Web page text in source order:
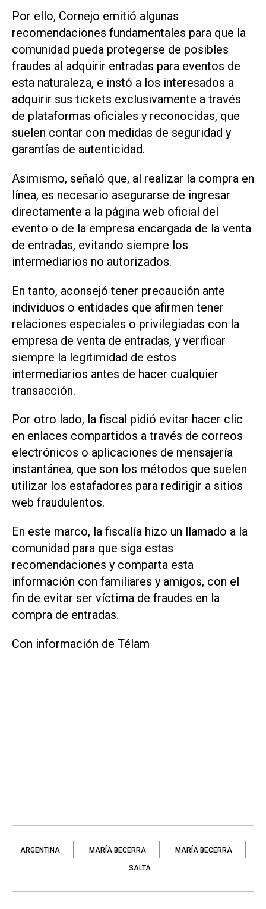
Por ello, Cornejo emitió algunas
recomendaciones fundamentales para que la
comunidad pueda protegerse de posibles
fraudes al adquirir entradas para eventos de
esta naturaleza, e instó a los interesados a
adquirir sus tickets exclusivamente a través
de plataformas oficiales y reconocidas, que
suelen contar con medidas de seguridad y
garantías de autenticidad.
Asimismo, señaló que, al realizar la compra en
línea, es necesario asegurarse de ingresar
directamente a la página web oficial del
evento o de la empresa encargada de la venta
de entradas, evitando siempre los
intermediarios no autorizados.
En tanto, aconsejó tener precaución ante
individuos o entidades que afirmen tener
relaciones especiales o privilegiadas con la
empresa de venta de entradas, y verificar
siempre la legitimidad de estos
intermediarios antes de hacer cualquier
transacción.
Por otro lado, la fiscal pidió evitar hacer clic
en enlaces compartidos a través de correos
electrónicos o aplicaciones de mensajería
instantánea, que son los métodos que suelen
utilizar los estafadores para redirigir a sitios
web fraudulentos.
En este marco, la fiscalía hizo un llamado a la
comunidad para que siga estas
recomendaciones y comparta esta
información con familiares y amigos, con el
fin de evitar ser víctima de fraudes en la
compra de entradas.
Con información de Télam
ARGENTINA MARÍA BECERRA MARÍA BECERRA
SALTA